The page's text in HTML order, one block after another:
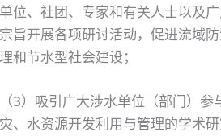
单位、社团、专家和有关人士以及
宗旨开展各项研讨活动，促进流域
理和节水型社会建设；
（3）吸引广大涉水单位（部门）参
灾、水资源开发利用与管理的学术